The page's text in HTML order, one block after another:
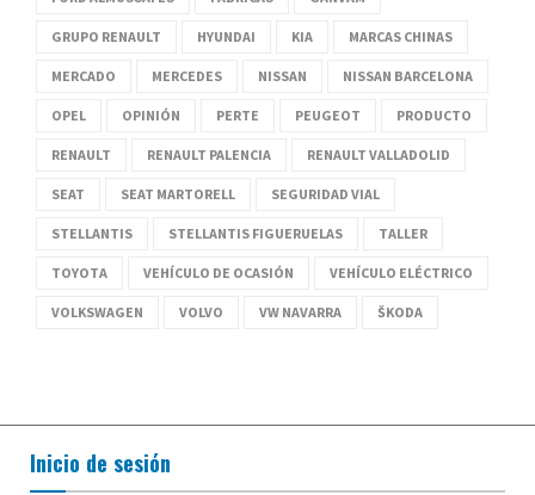
GRUPO RENAULT HYUNDAI KIA MARCAS CHINAS
MERCADO MERCEDES NISSAN NISSAN BARCELONA
OPEL OPINIÓN PERTE PEUGEOT PRODUCTO
RENAULT RENAULT PALENCIA RENAULT VALLADOLID
SEAT SEAT MARTORELL SEGURIDAD VIAL
STELLANTIS STELLANTIS FIGUERUELAS TALLER
TOYOTA VEHÍCULO DE OCASIÓN VEHÍCULO ELÉCTRICO
VOLKSWAGEN VOLVO VW NAVARRA ŠKODA
Inicio de sesión